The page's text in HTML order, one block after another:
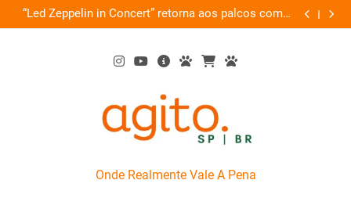
Skip
to
“Led Zeppelin in Concert” retorna aos palcos com a
Nova Orquestra
Cobasi
AgitoSP
Onde Realmente Vale A Pena